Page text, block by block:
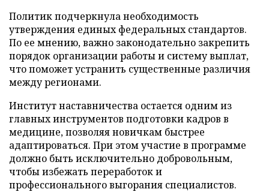
Политик подчеркнула необходимость
утверждения единых федеральных стандартов.
По ее мнению, важно законодательно закрепить
порядок организации работы и систему выплат,
что поможет устранить существенные различия
между регионами.
Институт наставничества остается одним из
главных инструментов подготовки кадров в
медицине, позволяя новичкам быстрее
адаптироваться. При этом участие в программе
должно быть исключительно добровольным,
чтобы избежать переработок и
профессионального выгорания специалистов.